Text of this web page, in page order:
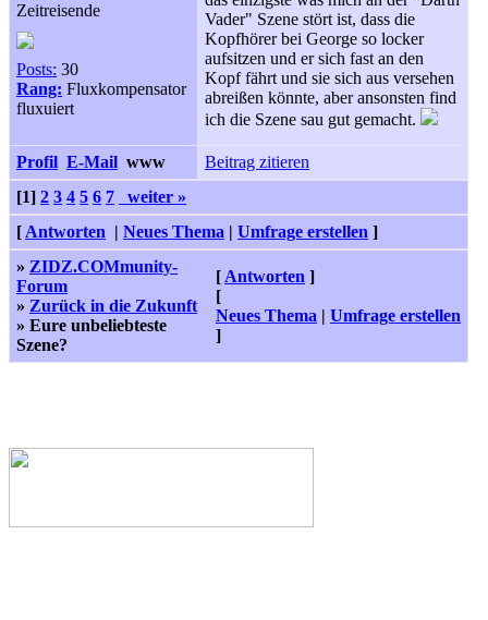
Zeitreisende
Posts: 30
Rang: Fluxkompensator
fluxuiert
Vader" Szene stört ist, dass die
Kopfhörer bei George so locker
aufsitzen und er sich fast an den
Kopf fährt und sie sich aus versehen
abreißen könnte, aber ansonsten find
ich die Szene sau gut gemacht.
Profil E-Mail www
Beitrag zitieren
[1] 2 3 4 5 6 7
weiter »
[ Antworten | Neues Thema | Umfrage erstellen ]
» ZIDZ.COMmunity-
Forum
» Zurück in die Zukunft
» Eure unbeliebteste
Szene?
[ Antworten ]
[
Neues Thema | Umfrage erstellen
]